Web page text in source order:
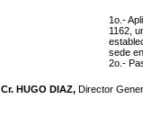
1o.-
1162 ,
sede
2o.-
Cr. HUGO DIAZ, Director